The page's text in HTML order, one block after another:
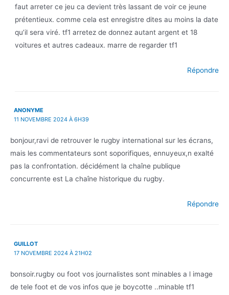
faut arreter ce jeu ca devient très lassant de voir ce jeune
prétentieux. comme cela est enregistre dites au moins la date
qu’il sera viré. tf1 arretez de donnez autant argent et 18
voitures et autres cadeaux. marre de regarder tf1
Répondre
ANONYME
11 NOVEMBRE 2024 À 6H39
bonjour,ravi de retrouver le rugby international sur les écrans,
mais les commentateurs sont soporifiques, ennuyeux,n exalté
pas la confrontation. décidément la chaîne publique
concurrente est La chaîne historique du rugby.
Répondre
GUILLOT
17 NOVEMBRE 2024 À 21H02
bonsoir.rugby ou foot vos journalistes sont minables a l image
de tele foot et de vos infos que je boycotte ..minable tf1